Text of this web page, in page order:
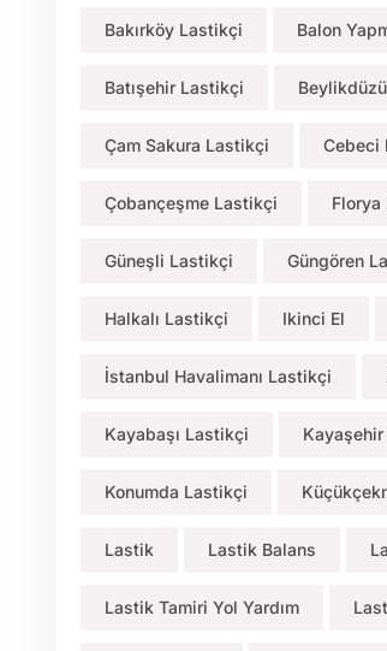
Bakırköy Lastikçi Balon
Batışehir Lastikçi Beylikdüzü
Çam Sakura Lastikçi Cebeci
Çobançeşme Lastikçi
Güneşli Lastikçi Güngören
Halkalı Lastikçi Ikinci El
İstanbul Havalimanı Lastikçi
Kayabaşı Lastikçi
Konumda Lastikçi
Lastik Lastik Balans
Lastik Tamiri Yol Yardım